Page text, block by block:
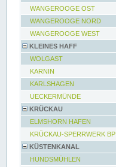
WANGEROOGE OST
WANGEROOGE NORD
WANGEROOGE WEST
KLEINES HAFF
WOLGAST
KARNIN
KARLSHAGEN
UECKERMÜNDE
KRÜCKAU
ELMSHORN HAFEN
KRÜCKAU-SPERRWERK BP
KÜSTENKANAL
HUNDSMÜHLEN